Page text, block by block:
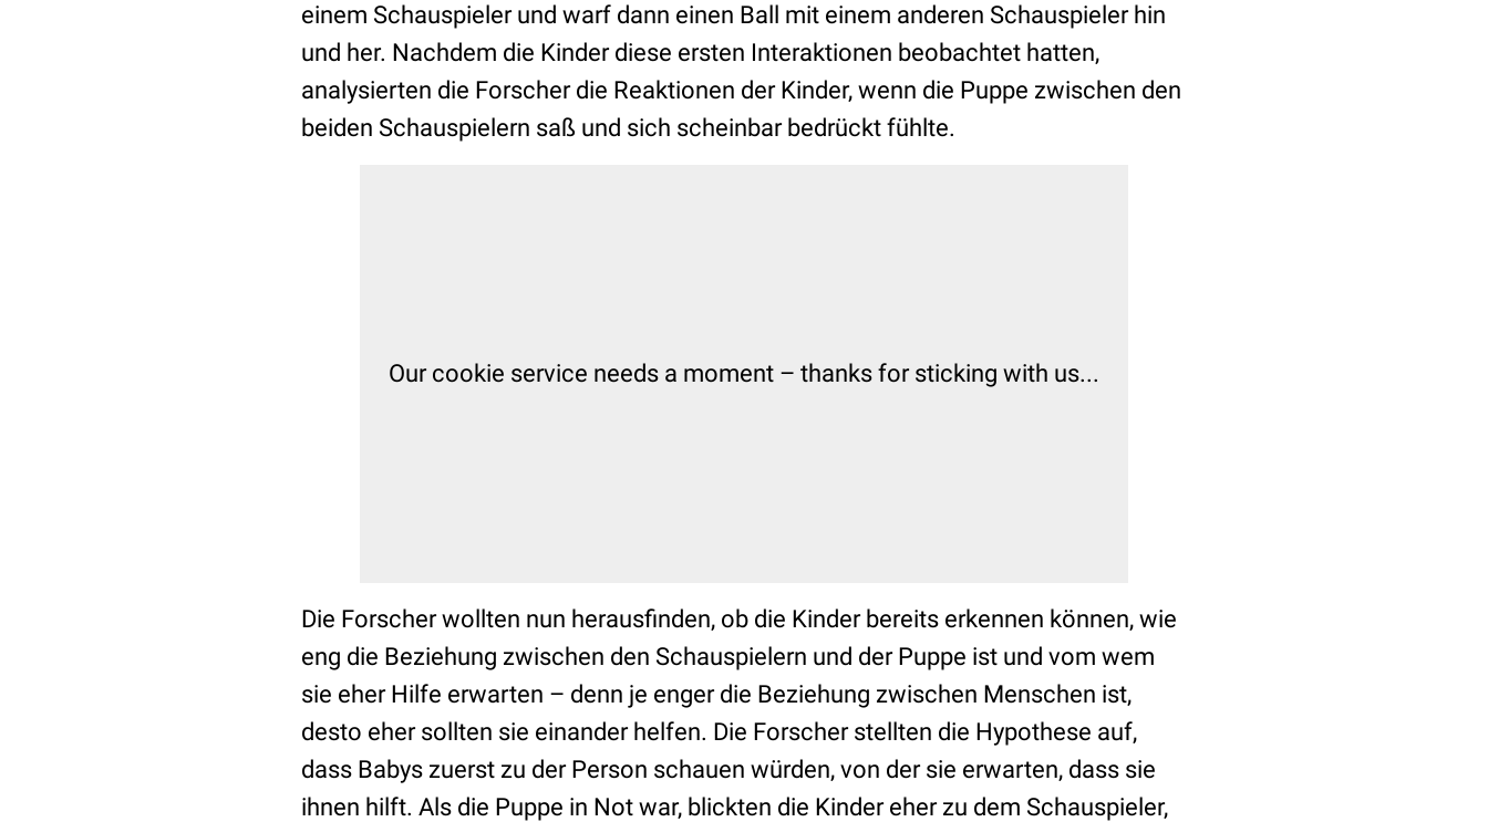
einem Schauspieler und warf dann einen Ball mit einem anderen Schauspieler hin
und her. Nachdem die Kinder diese ersten Interaktionen beobachtet hatten,
analysierten die Forscher die Reaktionen der Kinder, wenn die Puppe zwischen den
beiden Schauspielern saß und sich scheinbar bedrückt fühlte.
Die Forscher wollten nun herausfinden, ob die Kinder bereits erkennen können, wie
eng die Beziehung zwischen den Schauspielern und der Puppe ist und vom wem
sie eher Hilfe erwarten – denn je enger die Beziehung zwischen Menschen ist,
desto eher sollten sie einander helfen. Die Forscher stellten die Hypothese auf,
dass Babys zuerst zu der Person schauen würden, von der sie erwarten, dass sie
ihnen hilft. Als die Puppe in Not war, blickten die Kinder eher zu dem Schauspieler,